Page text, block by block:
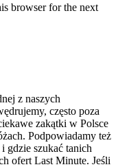
browser for the next
z naszych
często poza
zakątki w Polsce
Podpowiadamy też
gdzie szukać tanich
ofert Last Minute. Jeśli